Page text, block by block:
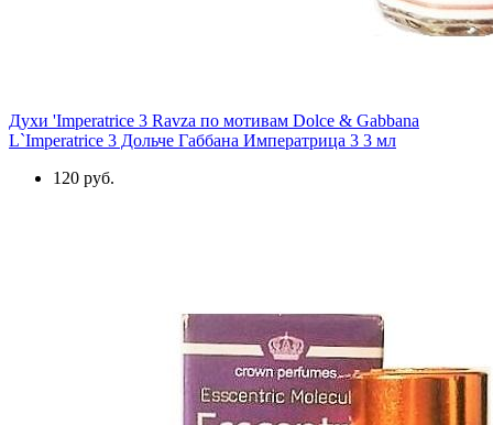
Духи 'Imperatrice 3 Ravza по мотивам Dolce & Gabbana
L`Imperatrice 3 Дольче Габбана Императрица 3 3 мл
120 руб.